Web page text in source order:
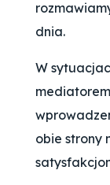
dnia.
W
obie strony